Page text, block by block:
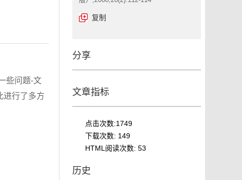
些问题-文
进行了多方
复制
分享
文章指标
点击次数:1749
下载次数: 149
HTML阅读次数: 53
历史